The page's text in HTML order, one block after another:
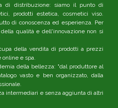
di distribuzione: siamo il punto di
prodotti estetica, cosmetici viso.
di conoscenza ed esperienza. Per
qualità e dell'innovazione non si
della vendita di prodotti a prezzi
e spa.
della bellezza: "dal produttore al
vasto e ben organizzato, dalla
intermediari e senza aggiunta di altri